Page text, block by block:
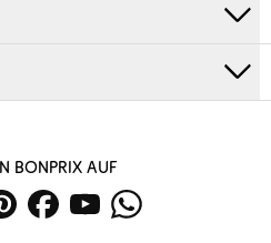
BONPRIX AUF